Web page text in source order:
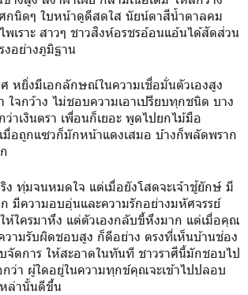
นิดๆ ใบหน้าดูดีสดใส นัยน์ตาสีน้ำตาลคม
พเราะ สาวๆ ชาวสิงห์อรชรอ้อนแอ้นได้สัดส่วน
งอย่างภูมิฐาน
หยิ่งมีเอกลักษณ์ในความเชื่อมั่นตัวเองสูง
ใจกว้าง ไม่ชอบความเอาเปรียบทุกชนิด บาง
ว่าเงินตรา เพื่อนก็เยอะ พูดไปยกไม้มือ
มื่อถูกแซวก็มักหน้าแดงเสมอ บ้างก็พลัดพราก
ง ทุ่มจนหมดใจ แต่เมื่อยังโสดจะเจ้าชู้ยักษ์ มี
มีความอบอุ่นและความรักอย่างมหัศจรรย์
ห้ใครมาหึง แต่ตัวเองกลับขี้หึงมาก แต่เมื่อคุณ
วามรับผิดชอบสูง ก็ดีอย่าง ตรงที่เห็นบ้านช่อง
จัดการ ให้สะอาดในทันที ชาวราศีนี้มักชอบไป
ว่า ผู้ใดอยู่ในความทุกข์คุณจะเข้าไปปลอบ
ล่านั้นดีขึ้น